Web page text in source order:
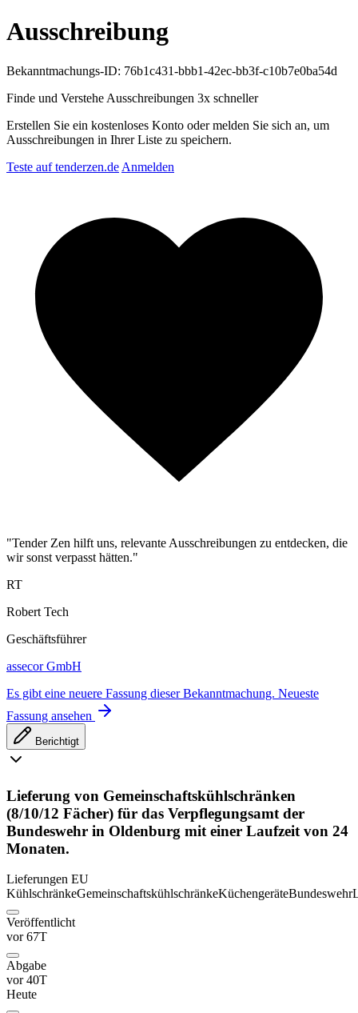
Ausschreibung
Bekanntmachungs-ID: 76b1c431-bbb1-42ec-bb3f-c10b7e0ba54d
Finde und Verstehe Ausschreibungen 3x schneller
Erstellen Sie ein kostenloses Konto oder melden Sie sich an, um
Ausschreibungen in Ihrer Liste zu speichern.
Teste auf tenderzen.de Anmelden
"Tender Zen hilft uns, relevante Ausschreibungen zu entdecken, die
wir sonst verpasst hätten."
RT
Robert Tech
Geschäftsführer
assecor GmbH
Es gibt eine neuere Fassung dieser Bekanntmachung. Neueste
Fassung ansehen
Berichtigt
Lieferung von Gemeinschaftskühlschränken
(8/10/12 Fächer) für das Verpflegungsamt der
Bundeswehr in Oldenburg mit einer Laufzeit von 24
Monaten.
Lieferungen EU
KühlschränkeGemeinschaftskühlschränkeKüchengeräteBundeswehr
Veröffentlicht
vor 67T
Abgabe
vor 40T
Heute